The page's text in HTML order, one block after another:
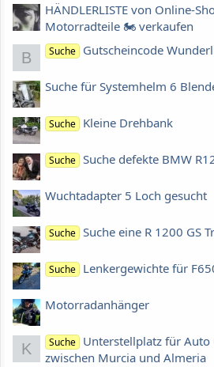
HÄNDLERLISTE von Online-
Motorradteile 🏍 verkaufen
B Suche Gutscheincode
Suche für Systemhelm 6
Suche Kleine Drehbank
Suche Suche defekte BMW
Wuchtadapter 5 Loch gesucht
Suche Suche eine R 1200 GS
Suche Lenkergewichte für
Motorradanhänger
K Suche Unterstellplatz für
zwischen Murcia und Almeria